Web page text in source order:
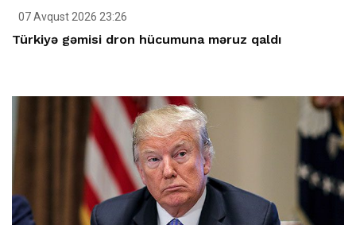
07 Avqust 2026 23:26
Türkiyə gəmisi dron hücumuna məruz qaldı